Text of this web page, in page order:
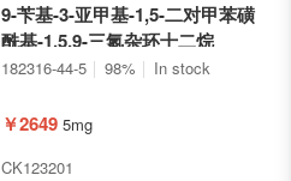
9-苄基-3-亚甲基-1,5-二对甲苯磺
酰基-1,5,9-三氮杂环十二烷
182316-44-5 98% In stock
￥2649 5mg
CK123201